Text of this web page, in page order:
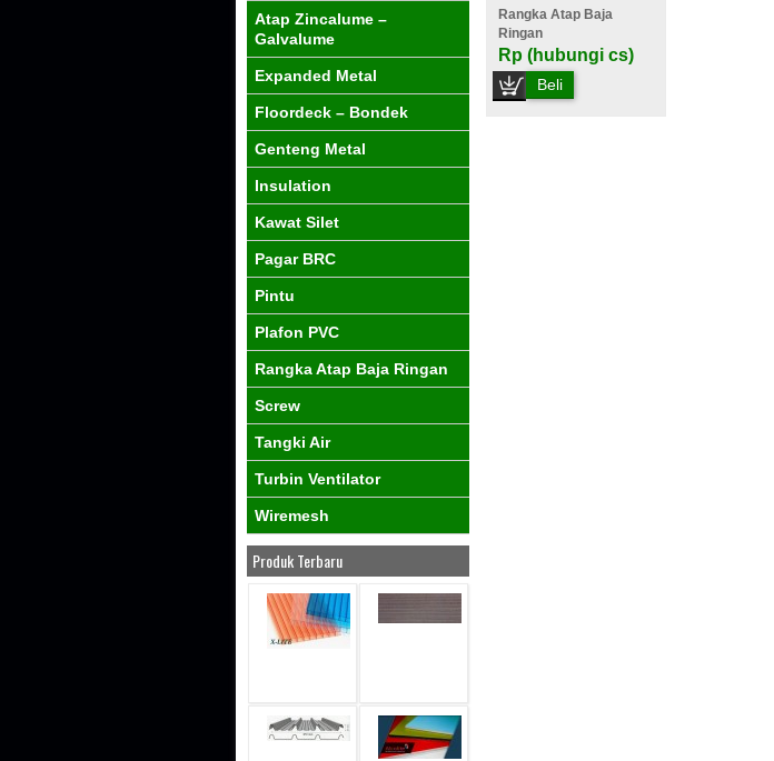
Rangka Atap Baja
Ringan
Rp (hubungi cs)
Beli
Atap Zincalume –
Galvalume
Expanded Metal
Floordeck – Bondek
Genteng Metal
Insulation
Kawat Silet
Pagar BRC
Pintu
Plafon PVC
Rangka Atap Baja Ringan
Screw
Tangki Air
Turbin Ventilator
Wiremesh
Produk Terbaru